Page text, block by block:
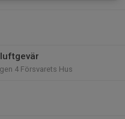
4 Försvarets Hus